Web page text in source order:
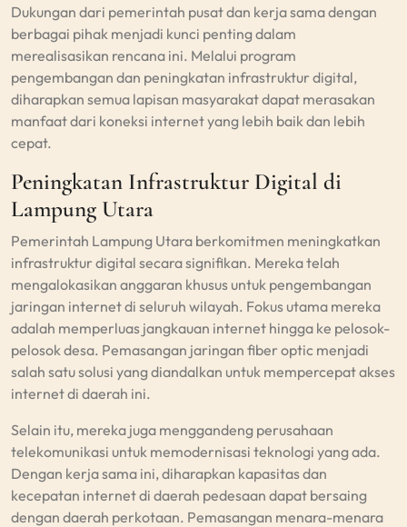
Dukungan dari pemerintah pusat dan kerja sama dengan
berbagai pihak menjadi kunci penting dalam
merealisasikan rencana ini. Melalui program
pengembangan dan peningkatan infrastruktur digital,
diharapkan semua lapisan masyarakat dapat merasakan
manfaat dari koneksi internet yang lebih baik dan lebih
cepat.
Peningkatan Infrastruktur Digital di
Lampung Utara
Pemerintah Lampung Utara berkomitmen meningkatkan
infrastruktur digital secara signifikan. Mereka telah
mengalokasikan anggaran khusus untuk pengembangan
jaringan internet di seluruh wilayah. Fokus utama mereka
adalah memperluas jangkauan internet hingga ke pelosok-
pelosok desa. Pemasangan jaringan fiber optic menjadi
salah satu solusi yang diandalkan untuk mempercepat akses
internet di daerah ini.
Selain itu, mereka juga menggandeng perusahaan
telekomunikasi untuk memodernisasi teknologi yang ada.
Dengan kerja sama ini, diharapkan kapasitas dan
kecepatan internet di daerah pedesaan dapat bersaing
dengan daerah perkotaan. Pemasangan menara-menara